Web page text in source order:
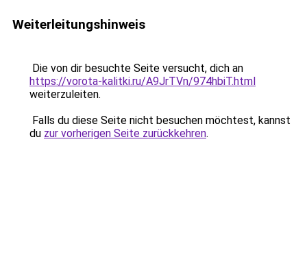
Weiterleitungshinweis
Die von dir besuchte Seite versucht, dich an
https://vorota-kalitki.ru/A9JrTVn/974hbiT.html
weiterzuleiten.
Falls du diese Seite nicht besuchen möchtest, kannst
du zur vorherigen Seite zurückkehren.